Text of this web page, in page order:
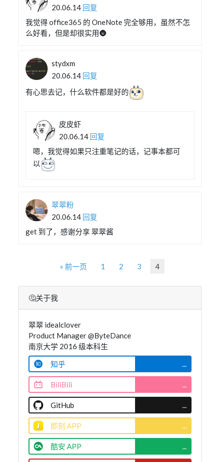
20.06.14 回复
我觉得 office365 的 OneNote 完全够用，虽然不怎
么好看，但是却很实用🌚
stydxm
20.06.14 回复
有心思去记，什么软件都是好的
皮皮虾
20.06.14 回复
嗯，我觉得如果只注重笔记的话，记事本都可
以
翠翠粉
20.06.14 回复
get 到了，感谢分享 翠翠酱
« 前一页 1 2 3 4
🤔关于我
翠翠 idealclover
Product Manager @ByteDance
南京大学 2016 级本科生
知乎
...
BiliBili ...
GitHub ...
即刻 APP ...
酷安 APP ...